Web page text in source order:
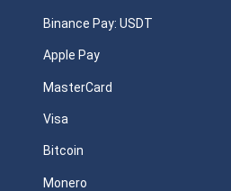
Binance Pay: USDT
Apple Pay
MasterCard
Visa
Bitcoin
Monero